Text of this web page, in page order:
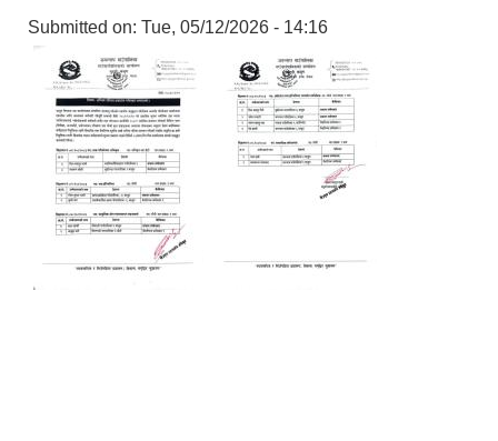
Submitted on: Tue, 05/12/2026 - 14:16